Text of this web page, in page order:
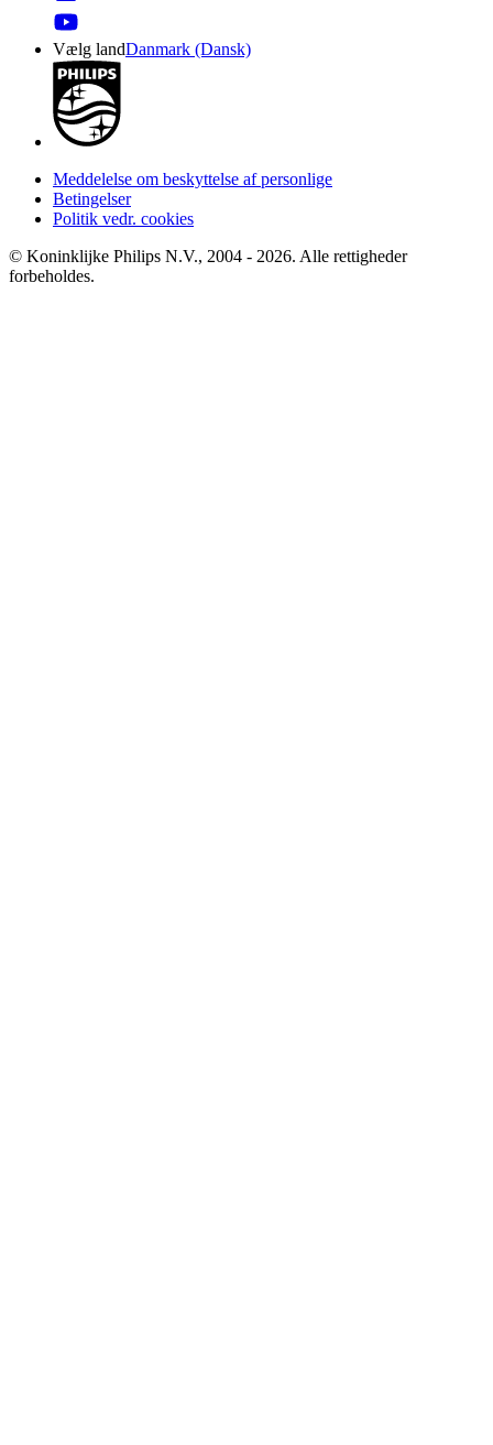
Vælg landDanmark (Dansk)
Meddelelse om beskyttelse af personlige
Betingelser
Politik vedr. cookies
© Koninklijke Philips N.V., 2004 - 2026. Alle rettigheder
forbeholdes.